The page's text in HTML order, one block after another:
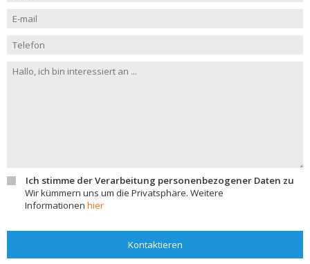
Ich stimme der Verarbeitung personenbezogener Daten zu
Wir kümmern uns um die Privatsphäre. Weitere
Informationen hier
Kontaktieren